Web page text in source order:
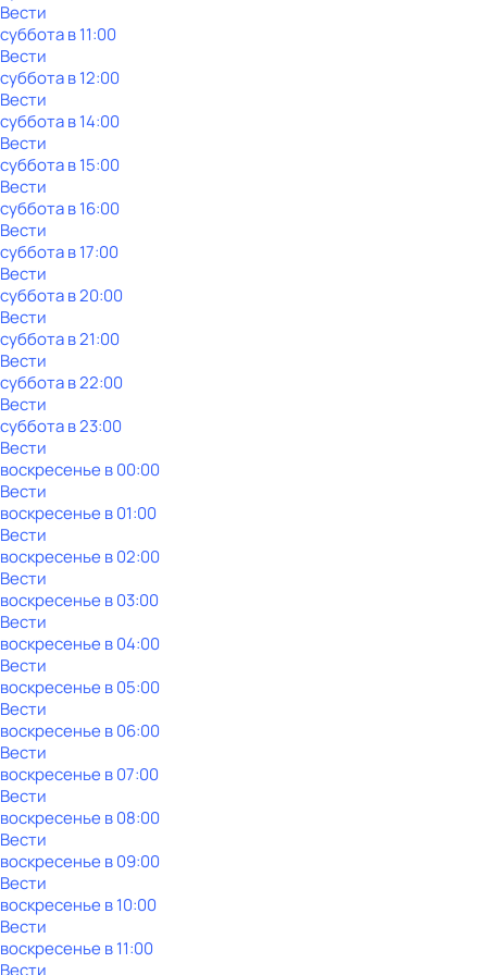
Вести
субботав11:00
Вести
субботав12:00
Вести
субботав14:00
Вести
субботав15:00
Вести
субботав16:00
Вести
субботав17:00
Вести
субботав20:00
Вести
субботав21:00
Вести
субботав22:00
Вести
субботав23:00
Вести
воскресенье в00:00
Вести
воскресенье в01:00
Вести
воскресенье в02:00
Вести
воскресенье в03:00
Вести
воскресенье в04:00
Вести
воскресенье в05:00
Вести
воскресенье в06:00
Вести
воскресенье в07:00
Вести
воскресенье в08:00
Вести
воскресенье в09:00
Вести
воскресенье в10:00
Вести
воскресенье в11:00
Вести